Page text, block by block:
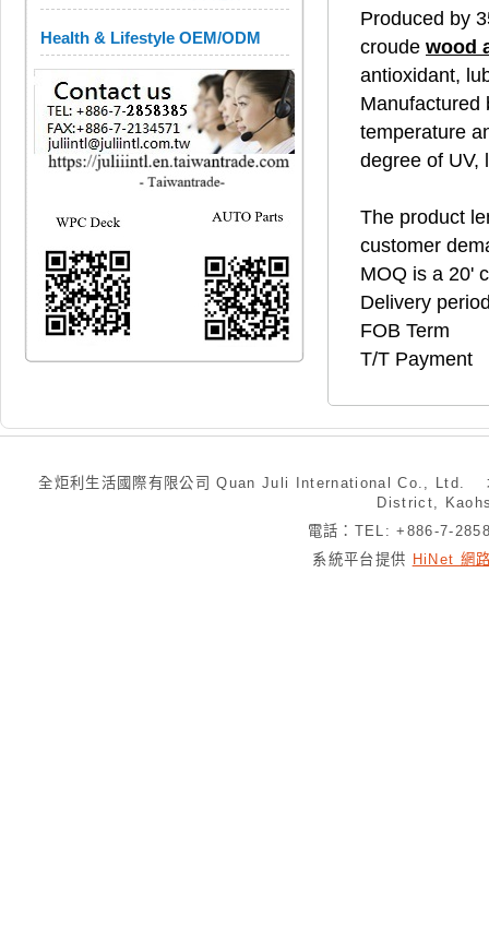
Health & Lifestyle OEM/ODM
Produced by
croude wood
antioxidant,
Manufactured
temperature
degree of UV,
The product
customer
MOQ is a 20'
Delivery
FOB Term
T/T Payment
全炬利生活國際有限公司 Quan Juli International Co., Ltd.
District,
電話：TEL: +886-7-
系統平台提供 HiNet 網